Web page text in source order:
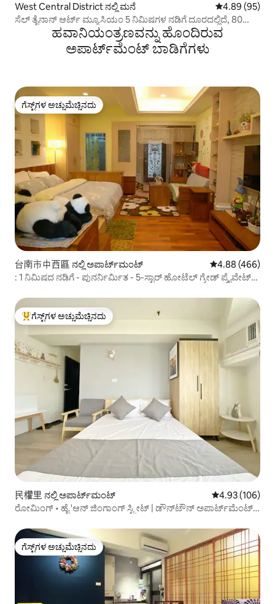
West Central District ನಲ್ಲಿ ಮನೆ 5 ರಲ್ಲಿ 4.89
4.89 (95)
ಸೆಲ್ ತೈನಾನ್ ಆರ್ಟ್ ಮ್ಯೂಸಿಯಂ 5 ನಿಮಿಷಗಳ ನಡಿಗೆ ದೂರದಲ್ಲಿದೆ, 80
ವರ್ಷಗಳಷ್ಟು ಹಳೆಯದಾದ ಬರೊಕ್ ಸಾಗರ ಕಟ್ಟಡ, ಖಾಸಗಿ ಸ್ಥಳವನ್ನು
ಆನಂದಿಸಲು 2 ರಿಂದ 4 ಜನರು.
ಹವಾನಿಯಂತ್ರಣವನ್ನು ಹೊಂದಿರುವ
ಅಪಾರ್ಟ್‌ಮೆಂಟ್‌ ಬಾಡಿಗೆಗಳು
ಗೆಸ್ಟ್‌ಗಳ ಅಚ್ಚುಮೆಚ್ಚಿನದು
ಗೆಸ್ಟ್‌ಗಳ ಅಚ್ಚುಮೆಚ್ಚಿನದು
台南市中西區 ನಲ್ಲಿ ಅಪಾರ್ಟ್‌ಮಂಟ್ 5 ರಲ್ಲಿ 4.88
4.88 (466)
: 1 ನಿಮಿಷದ ನಡಿಗೆ - ಪುನರ್ನಿರ್ಮಿತ - 5-ಸ್ಟಾರ್ ಹೋಟೆಲ್ ಗ್ರೇಡ್ ಪ್ರೈವೇಟ್
ಹೊಂದಿರುವ ಸಂಪೂರ್ಣ ಮನೆ
ಗೆಸ್ಟ್‌ಗಳಿಗೆ ಅತಿ ಹೆಚ್ಚು ಅಚ್ಚುಮೆಚ್ಚಿನದು
ಗೆಸ್ಟ್‌ಗಳ ಅಚ್ಚುಮೆಚ್ಚಿನದು
民權里 ನಲ್ಲಿ ಅಪಾರ್ಟ್‌ಮಂಟ್ 5 ರಲ್ಲಿ 4.93
4.93 (106)
ರೋಮಿಂಗ್ • ಹೈ 'ಆನ್ ಜಿಂಗಾಂಗ್ ಸ್ಟ್ರೀಟ್ | ಡೌನ್‌ಟೌನ್ ಅಪಾರ್ಟ್‌ಮೆಂಟ್
ಗೆಸ್ಟ್‌ಗಳ ಅಚ್ಚುಮೆಚ್ಚಿನದು
ಗೆಸ್ಟ್‌ಗಳ ಅಚ್ಚುಮೆಚ್ಚಿನದು